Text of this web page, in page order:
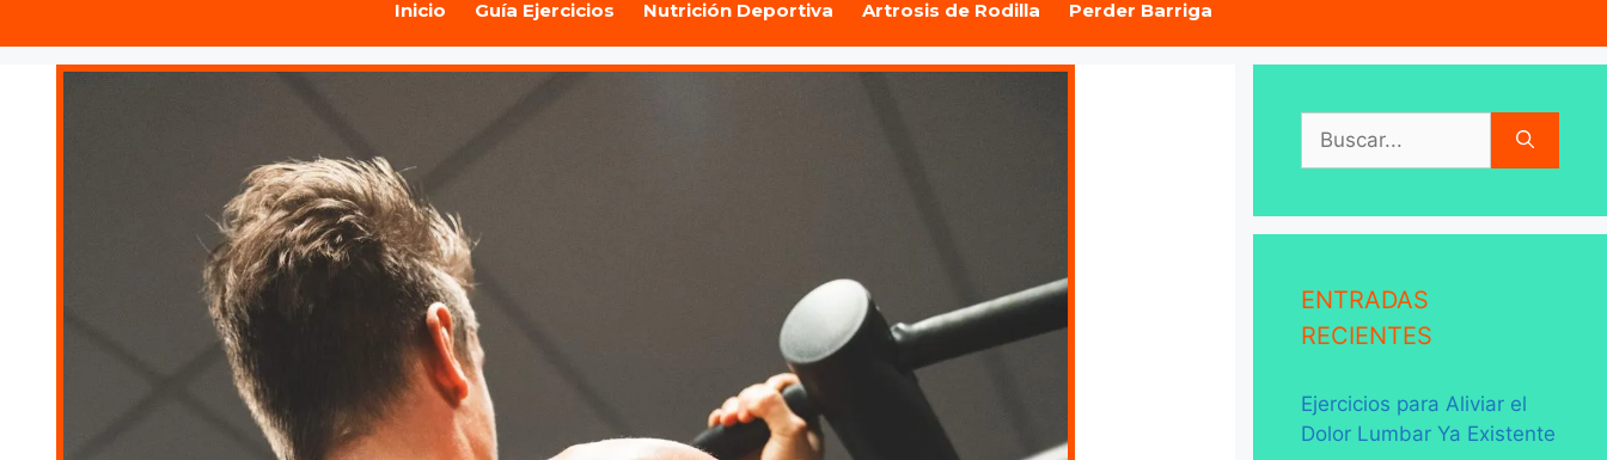
Inicio Guía Ejercicios Nutrición Deportiva Artrosis de Rodilla Perder Barriga
ENTRADAS
RECIENTES
Ejercicios para Aliviar el
Dolor Lumbar Ya Existente